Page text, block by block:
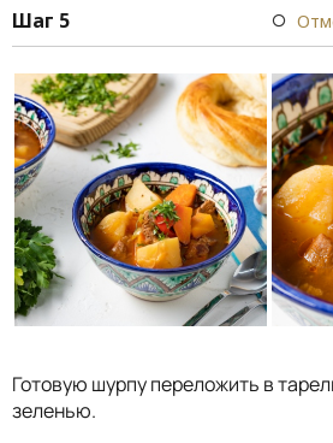
Шаг 5
Готовую шурпу переложить в
зеленью.